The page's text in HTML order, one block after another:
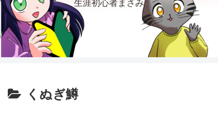
生涯初心者まさみ
くぬぎ鱒